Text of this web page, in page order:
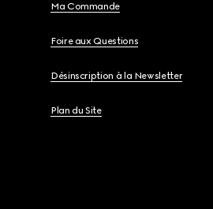
Ma Commande
Foire aux Questions
Désinscription à la Newsletter
Plan du Site